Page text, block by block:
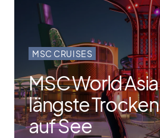
MSC CRUISES
MSC World
längste
auf See